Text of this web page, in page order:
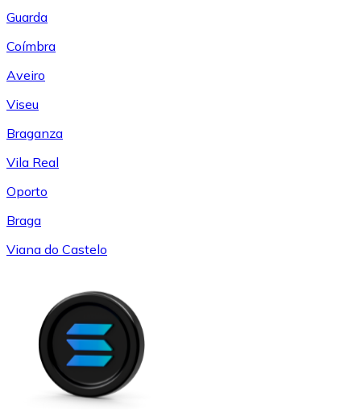
Guarda
Coímbra
Aveiro
Viseu
Braganza
Vila Real
Oporto
Braga
Viana do Castelo